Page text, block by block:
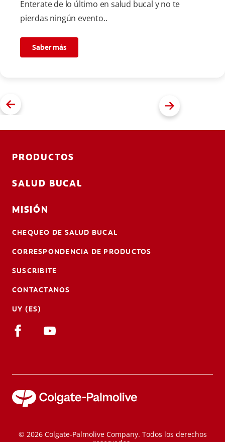
Enterate de lo último en salud bucal y no te
pierdas ningún evento..
Saber más
PRODUCTOS
SALUD BUCAL
MISIÓN
CHEQUEO DE SALUD BUCAL
CORRESPONDENCIA DE PRODUCTOS
SUSCRIBITE
CONTACTANOS
UY (ES)
© 2026 Colgate-Palmolive Company. Todos los derechos